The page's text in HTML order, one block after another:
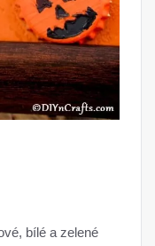
bílé a zelené